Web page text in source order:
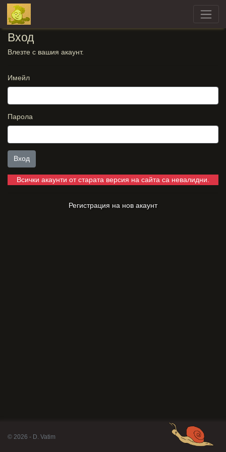
Вход
Влезте с вашия акаунт.
Имейл
Парола
Вход
Всички акаунти от старата версия на сайта са невалидни.
Регистрация на нов акаунт
© 2026 - D. Vatim